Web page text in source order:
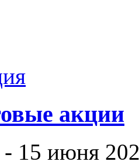
акции
- 15 июня